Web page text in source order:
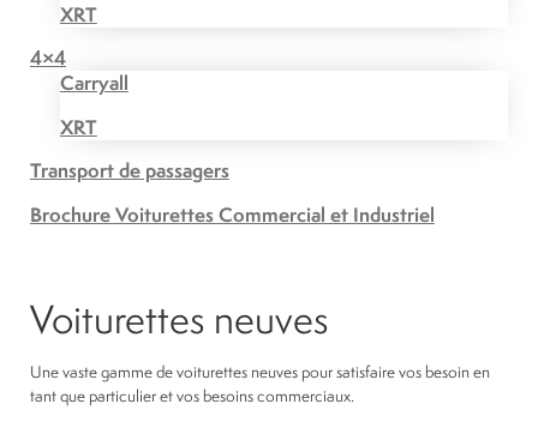
XRT
4×4
Carryall
XRT
Transport de passagers
Brochure Voiturettes Commercial et Industriel
Voiturettes neuves
Une vaste gamme de voiturettes neuves pour satisfaire vos besoin en
tant que particulier et vos besoins commerciaux.